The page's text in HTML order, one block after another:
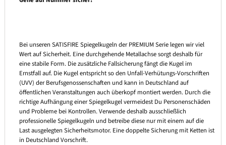
Bei unseren SATISFIRE Spiegelkugeln der PREMIUM Serie legen wir viel
Wert auf Sicherheit. Eine durchgehende Metallachse sorgt deshalb für
eine stabile Form. Die zusätzliche Fallsicherung fängt die Kugel im
Ernstfall auf. Die Kugel entspricht so den Unfall-Verhütungs-Vorschriften
(UVV) der Berufsgenossenschaften und kann in Deutschland auf
öffentlichen Veranstaltungen auch überkopf montiert werden. Durch die
richtige Aufhängung einer Spiegelkugel vermeidest Du Personenschäden
und Probleme bei Kontrollen. Verwende deshalb ausschließlich
professionelle Spiegelkugeln und betreibe diese nur mit einem auf die
Last ausgelegten Sicherheitsmotor. Eine doppelte Sicherung mit Ketten ist
in Deutschland Vorschrift.